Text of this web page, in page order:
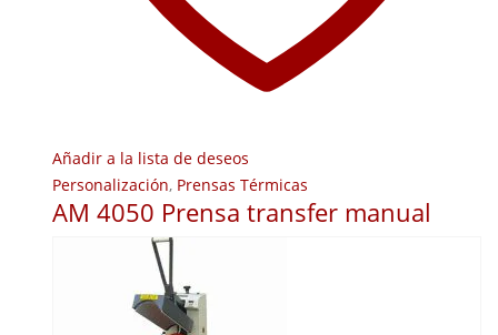
Añadir a la lista de deseos
Personalización, Prensas Térmicas
AM 4050 Prensa transfer manual